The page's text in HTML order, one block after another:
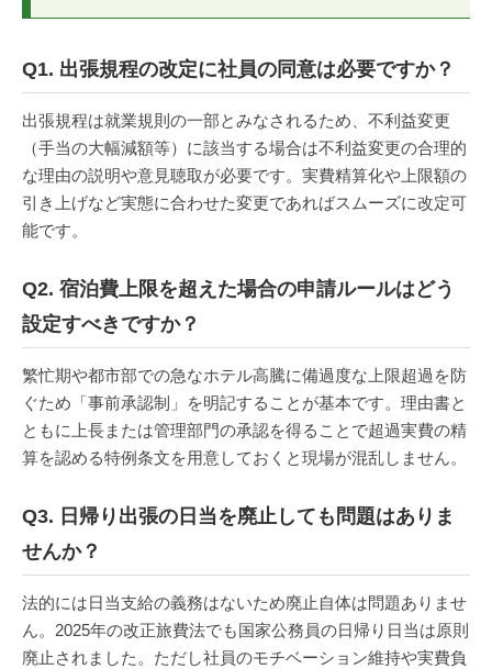
Q1. 出張規程の改定に社員の同意は必要ですか？
出張規程は就業規則の一部とみなされるため、不利益変更
（手当の大幅減額等）に該当する場合は不利益変更の合理的
な理由の説明や意見聴取が必要です。実費精算化や上限額の
引き上げなど実態に合わせた変更であればスムーズに改定可
能です。
Q2. 宿泊費上限を超えた場合の申請ルールはどう
設定すべきですか？
繁忙期や都市部での急なホテル高騰に備過度な上限超過を防
ぐため「事前承認制」を明記することが基本です。理由書と
ともに上長または管理部門の承認を得ることで超過実費の精
算を認める特例条文を用意しておくと現場が混乱しません。
Q3. 日帰り出張の日当を廃止しても問題はありま
せんか？
法的には日当支給の義務はないため廃止自体は問題ありませ
ん。2025年の改正旅費法でも国家公務員の日帰り日当は原則
廃止されました。ただし社員のモチベーション維持や実費負